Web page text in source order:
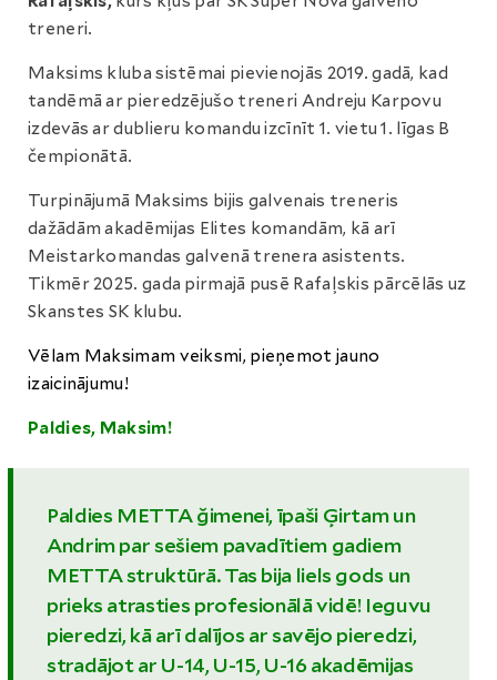
treneri.
Maksims kluba sistēmai pievienojās 2019. gadā, kad
tandēmā ar pieredzējušo treneri Andreju Karpovu
izdevās ar dublieru komandu izcīnīt 1. vietu 1. līgas B
čempionātā.
Turpinājumā Maksims bijis galvenais treneris
dažādām akadēmijas Elites komandām, kā arī
Meistarkomandas galvenā trenera asistents.
Tikmēr 2025. gada pirmajā pusē Rafaļskis pārcēlās uz
Skanstes SK klubu.
Vēlam Maksimam veiksmi, pieņemot jauno
izaicinājumu!
Paldies, Maksim!
Paldies METTA ğimenei, īpaši Ģirtam un
Andrim par sešiem pavadītiem gadiem
METTA struktūrā. Tas bija liels gods un
prieks atrasties profesionālā vidē! Ieguvu
pieredzi, kā arī dalījos ar savējo pieredzi,
stradājot ar U-14, U-15, U-16 akadēmijas